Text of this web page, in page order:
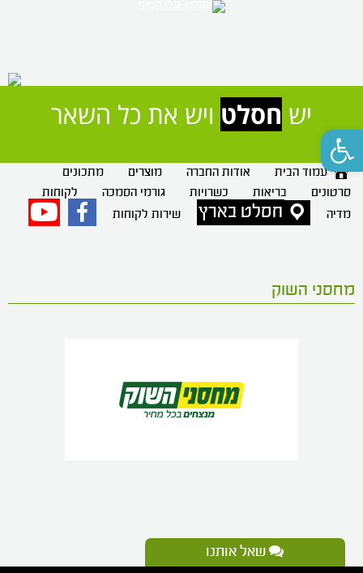
פתח סרגל נגישות
יש חסלט ויש את כל השאר
עמוד הבית אודות החברה מוצרים
מתכונים
סרטונים
בריאות כשרויות גורמי הסמכה
לקוחות
מדיה
חסלט בארץ שירות לקוחות פייסבוק
מחסני השוק
שאל אותנו